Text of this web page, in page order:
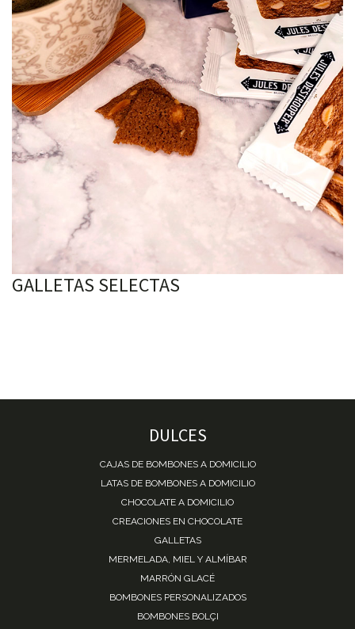
GALLETAS SELECTAS
DULCES
CAJAS DE BOMBONES A DOMICILIO
LATAS DE BOMBONES A DOMICILIO
CHOCOLATE A DOMICILIO
CREACIONES EN CHOCOLATE
GALLETAS
MERMELADA, MIEL Y ALMÍBAR
MARRÓN GLACÉ
BOMBONES PERSONALIZADOS
BOMBONES BOLÇI